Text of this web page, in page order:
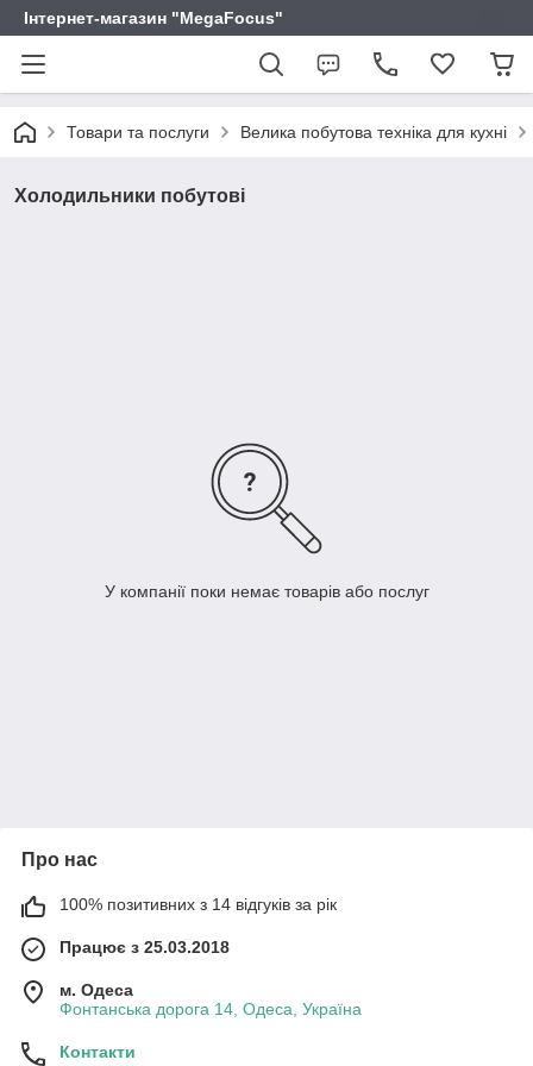
Інтернет-магазин "MegaFocus"
Товари та послуги Велика побутова техніка для кухні
Холодильники побутові
У компанії поки немає товарів або послуг
Про нас
100% позитивних з 14 відгуків за рік
Працює з 25.03.2018
м. Одеса
Фонтанська дорога 14, Одеса, Україна
Контакти